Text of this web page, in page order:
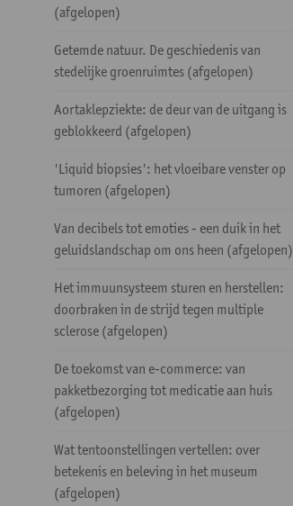
(afgelopen)
Getemde natuur. De geschiedenis van
stedelijke groenruimtes (afgelopen)
Aortaklepziekte: de deur van de uitgang is
geblokkeerd (afgelopen)
'Liquid biopsies': het vloeibare venster op
tumoren (afgelopen)
Van decibels tot emoties - een duik in het
geluidslandschap om ons heen (afgelopen)
Het immuunsysteem sturen en herstellen:
doorbraken in de strijd tegen multiple
sclerose (afgelopen)
De toekomst van e-commerce: van
pakketbezorging tot medicatie aan huis
(afgelopen)
Wat tentoonstellingen vertellen: over
betekenis en beleving in het museum
(afgelopen)